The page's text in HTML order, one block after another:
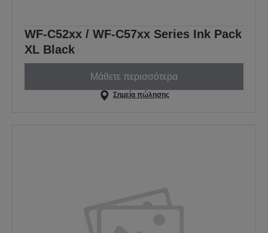
WF-C52xx / WF-C57xx Series Ink Pack
XL Black
Μάθετε περισσότερα
Σημεία πώλησης